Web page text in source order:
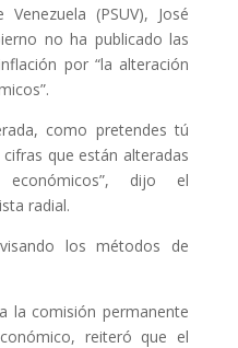
(PSUV), José
no ha publicado las
por “la alteración
como pretendes tú
que están alteradas
dijo el
radial.
los métodos de
la comisión permanente
reiteró que el